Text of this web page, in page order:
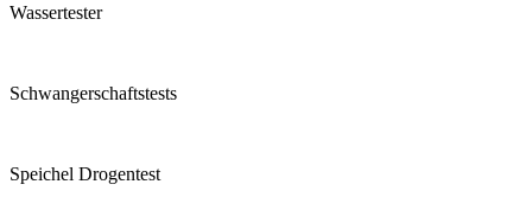
Wassertester
Schwangerschaftstests
Speichel Drogentest